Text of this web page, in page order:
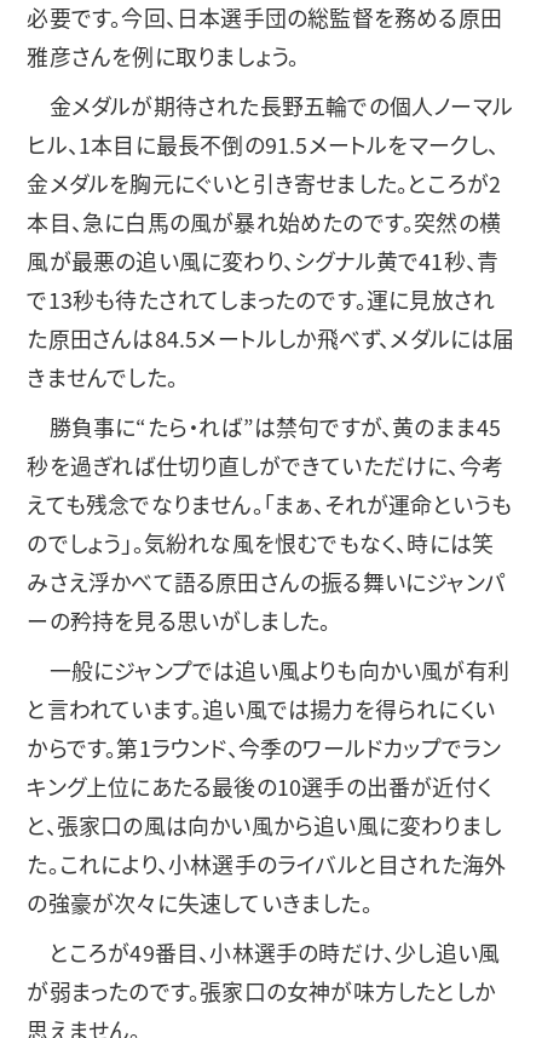
必要です。今回、日本選手団の総監督を務める原田
雅彦さんを例に取りましょう。
金メダルが期待された長野五輪での個人ノーマル
ヒル、1本目に最長不倒の91.5メートルをマークし、
金メダルを胸元にぐいと引き寄せました。ところが2
本目、急に白馬の風が暴れ始めたのです。突然の横
風が最悪の追い風に変わり、シグナル黄で41秒、青
で13秒も待たされてしまったのです。運に見放され
た原田さんは84.5メートルしか飛べず、メダルには届
きませんでした。
勝負事に“たら・れば”は禁句ですが、黄のまま45
秒を過ぎれば仕切り直しができていただけに、今考
えても残念でなりません。「まぁ、それが運命というも
のでしょう」。気紛れな風を恨むでもなく、時には笑
みさえ浮かべて語る原田さんの振る舞いにジャンパ
ーの矜持を見る思いがしました。
一般にジャンプでは追い風よりも向かい風が有利
と言われています。追い風では揚力を得られにくい
からです。第1ラウンド、今季のワールドカップでラン
キング上位にあたる最後の10選手の出番が近付く
と、張家口の風は向かい風から追い風に変わりまし
た。これにより、小林選手のライバルと目された海外
の強豪が次々に失速していきました。
ところが49番目、小林選手の時だけ、少し追い風
が弱まったのです。張家口の女神が味方したとしか
思えません。